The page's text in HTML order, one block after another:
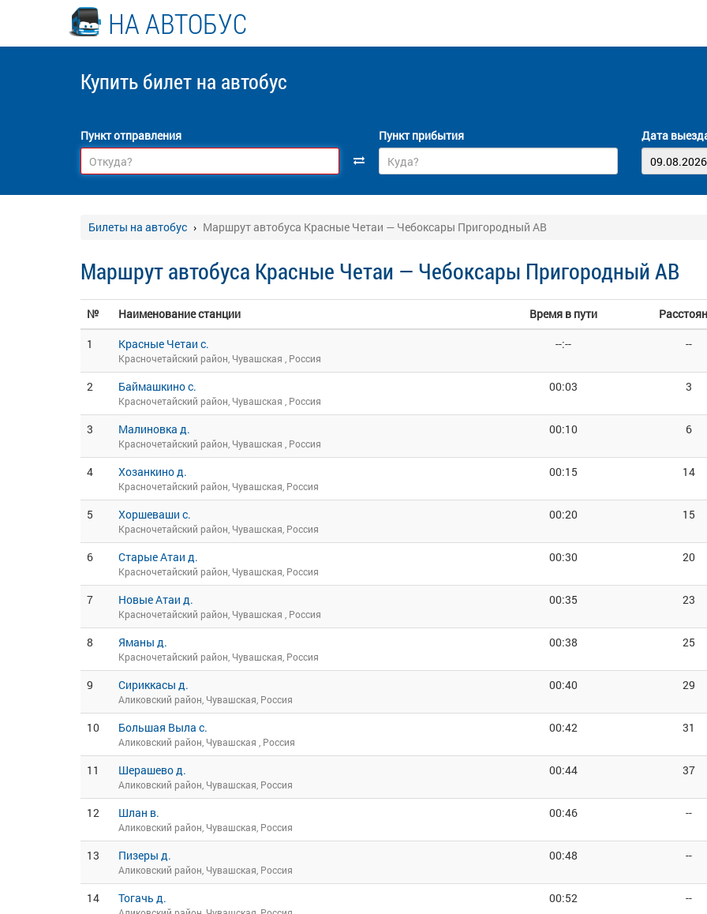
НА АВТОБУС
Купить билет на автобус
Пункт отправления Пункт прибытия Дата
Билеты на автобус Маршрут автобуса Красные Четаи — Чебоксары Пригородный АВ
Маршрут автобуса Красные Четаи — Чебоксары Пригородный АВ
№ Наименование станции Время в пути
1
Красные Четаи с.
Красночетайский район, Чувашская , Россия
--:-- --
2 Баймашкино с.
Красночетайский район, Чувашская , Россия
00:03 3
3 Малиновка д.
Красночетайский район, Чувашская , Россия
00:10 6
4 Хозанкино д.
Красночетайский район, Чувашская, Россия
00:15 14
5 Хоршеваши с.
Красночетайский район, Чувашская, Россия
00:20 15
6 Старые Атаи д.
Красночетайский район, Чувашская, Россия
00:30 20
7 Новые Атаи д.
Красночетайский район, Чувашская , Россия
00:35 23
8 Яманы д.
Красночетайский район, Чувашская, Россия
00:38 25
9 Сириккасы д.
Аликовский район, Чувашская, Россия
00:40 29
10 Большая Выла с.
Аликовский район, Чувашская , Россия
00:42 31
11 Шерашево д.
Аликовский район, Чувашская, Россия
00:44 37
12 Шлан в.
Аликовский район, Чувашская, Россия
00:46 --
13 Пизеры д.
Аликовский район, Чувашская, Россия
00:48 --
14 Тогачь д. 00:52 --